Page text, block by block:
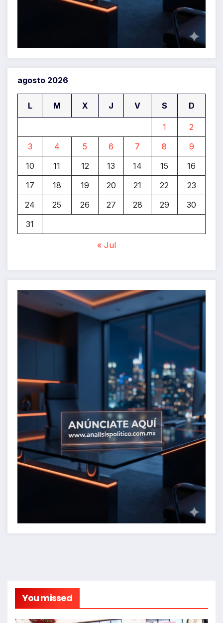
agosto 2026
L M X J V S D
1
2
3
4 5 6 7 8
9
10
11 12 13 14 15
16
17
18 19 20 21 22
23
24
25 26 27 28 29
30
31
« Jul
You missed